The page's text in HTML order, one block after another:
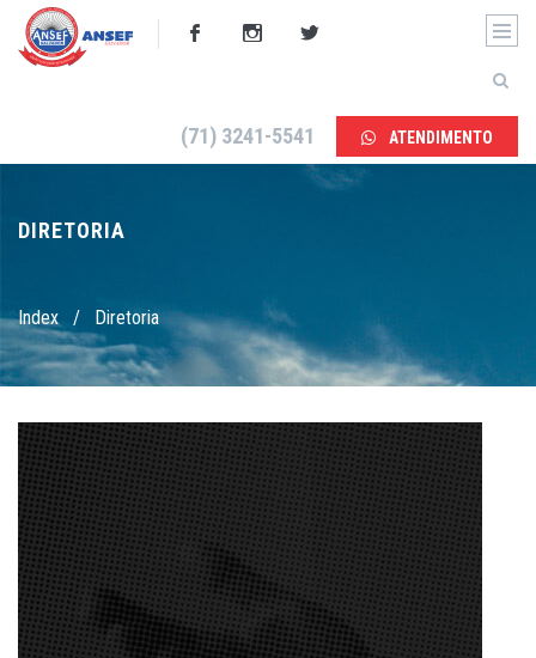
(71) 3241-5541 ATENDIMENTO
DIRETORIA
Index / Diretoria